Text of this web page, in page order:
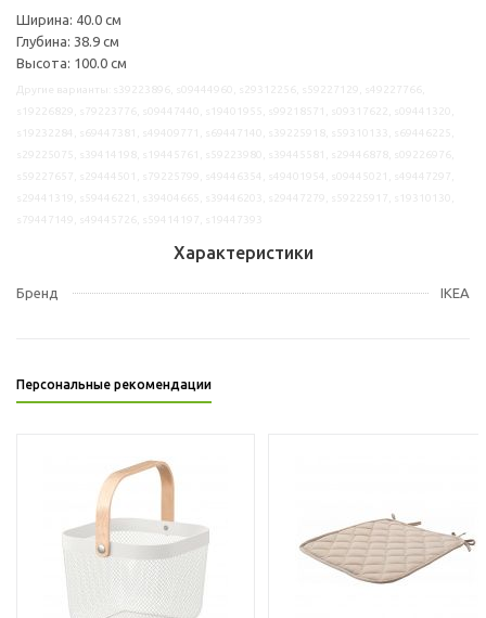
Ширина: 40.0 см
Глубина: 38.9 см
Высота: 100.0 см
Характеристики
Бренд IKEA
Персональные рекомендации